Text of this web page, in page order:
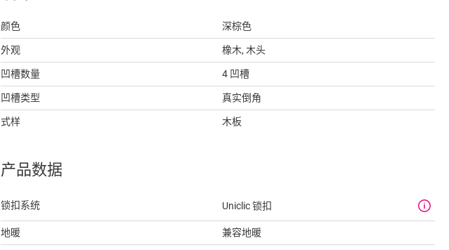
颜色 深棕色
外观 橡木, 木头
凹槽数量 4 凹槽
凹槽类型 真实倒角
式样 木板
产品数据
锁扣系统 Uniclic 锁扣
地暖 兼容地暖